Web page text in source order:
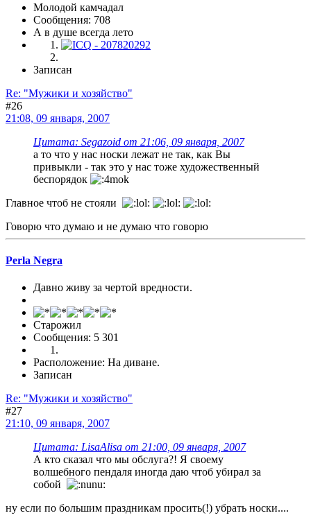
Молодой камчадал
Сообщения: 708
А в душе всегда лето
Записан
Re: "Мужики и хозяйство"
#26
21:08, 09 января, 2007
Цитата: Segazoid от 21:06, 09 января, 2007
а то что у нас носки лежат не так, как Вы
привыкли - так это у нас тоже художественный
беспорядок
Главное чтоб не стояли
Говорю что думаю и не думаю что говорю
Perla Negra
Давно живу за чертой вредности.
Старожил
Сообщения: 5 301
Расположение: На диване.
Записан
Re: "Мужики и хозяйство"
#27
21:10, 09 января, 2007
Цитата: LisaAlisa от 21:00, 09 января, 2007
А кто сказал что мы обслуга?! Я своему
волшебного пендаля иногда даю чтоб убирал за
собой
ну если по большим праздникам просить(!) убрать носки....